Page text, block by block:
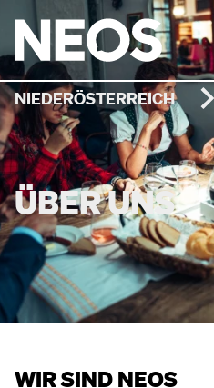
NIEDERÖSTERREICH
ÜBER UNS
WIR SIND NEOS